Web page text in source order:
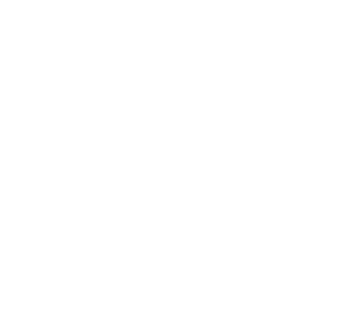
Sie perfekt geschnittene
alle entweder
Kellerabteil.
selbstverständlich, wie
angemietet werden.
Auf den
genauso zur
der Anlage
Gärten